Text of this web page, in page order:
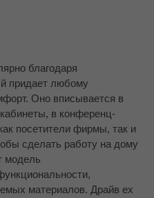
благодаря
придает любому
Оно вписывается в
в конференц-
посетители фирмы, так и
сделать работу на дому
модель
материалов. Драйв ех